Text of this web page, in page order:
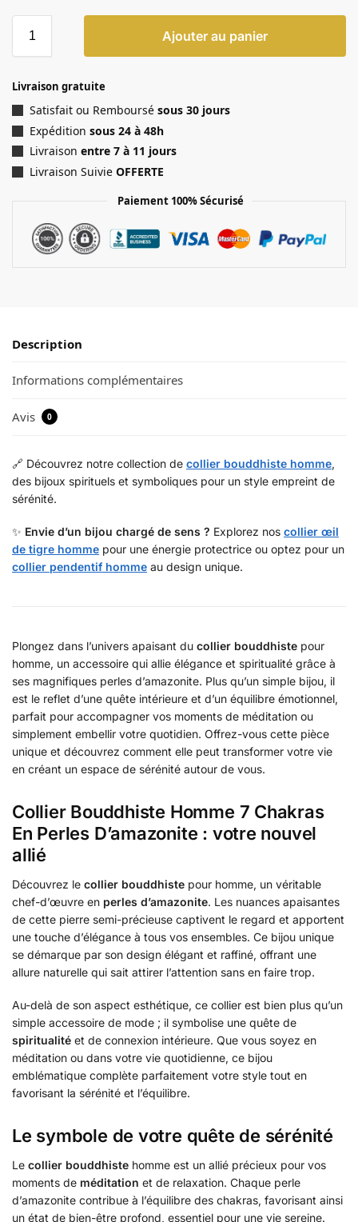
Ajouter au panier
Livraison gratuite
Satisfait ou Remboursé sous 30 jours
Expédition sous 24 à 48h
Livraison entre 7 à 11 jours
Livraison Suivie OFFERTE
Paiement 100% Sécurisé
Description
Informations complémentaires
Avis 0
🔗 Découvrez notre collection de collier bouddhiste homme,
des bijoux spirituels et symboliques pour un style empreint de
sérénité.
✨ Envie d’un bijou chargé de sens ? Explorez nos collier œil
de tigre homme pour une énergie protectrice ou optez pour un
collier pendentif homme au design unique.
Plongez dans l’univers apaisant du collier bouddhiste pour
homme, un accessoire qui allie élégance et spiritualité grâce à
ses magnifiques perles d’amazonite. Plus qu’un simple bijou, il
est le reflet d’une quête intérieure et d’un équilibre émotionnel,
parfait pour accompagner vos moments de méditation ou
simplement embellir votre quotidien. Offrez-vous cette pièce
unique et découvrez comment elle peut transformer votre vie
en créant un espace de sérénité autour de vous.
Collier Bouddhiste Homme 7 Chakras
En Perles D’amazonite : votre nouvel
allié
Découvrez le collier bouddhiste pour homme, un véritable
chef-d’œuvre en perles d’amazonite. Les nuances apaisantes
de cette pierre semi-précieuse captivent le regard et apportent
une touche d’élégance à tous vos ensembles. Ce bijou unique
se démarque par son design élégant et raffiné, offrant une
allure naturelle qui sait attirer l’attention sans en faire trop.
Au-delà de son aspect esthétique, ce collier est bien plus qu’un
simple accessoire de mode ; il symbolise une quête de
spiritualité et de connexion intérieure. Que vous soyez en
méditation ou dans votre vie quotidienne, ce bijou
emblématique complète parfaitement votre style tout en
favorisant la sérénité et l’équilibre.
Le symbole de votre quête de sérénité
Le collier bouddhiste homme est un allié précieux pour vos
moments de méditation et de relaxation. Chaque perle
d’amazonite contribue à l’équilibre des chakras, favorisant ainsi
un état de bien-être profond, essentiel pour une vie sereine.